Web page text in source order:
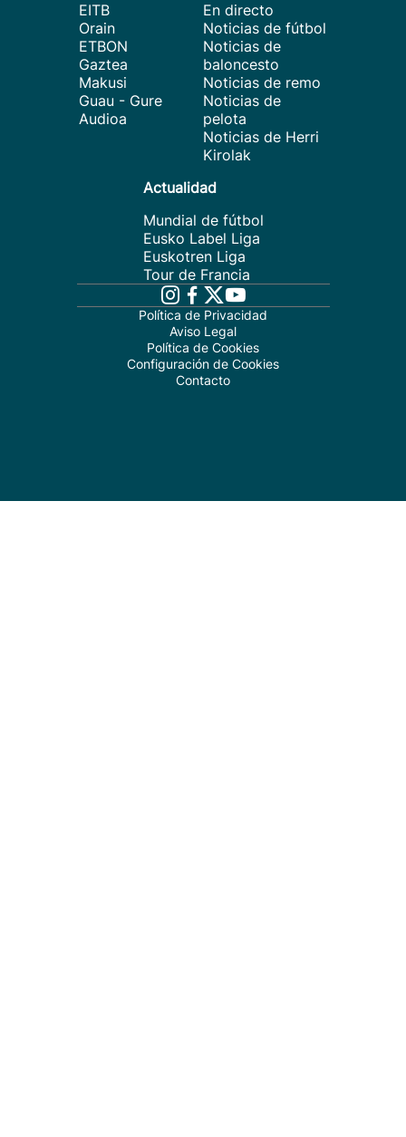
EITB
Orain
ETBON
Gaztea
Makusi
Guau - Gure
Audioa
En directo
Noticias de fútbol
Noticias de
baloncesto
Noticias de remo
Noticias de
pelota
Noticias de Herri
Kirolak
Actualidad
Mundial de fútbol
Eusko Label Liga
Euskotren Liga
Tour de Francia
Política de Privacidad
Aviso Legal
Política de Cookies
Configuración de Cookies
Contacto